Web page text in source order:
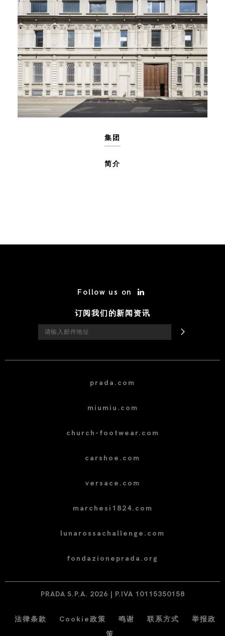
集团
简介
Follow us on
订阅我们的新闻资讯
prada.com
miumiu.com
church-footwear.com
carshoe.com
versace.com
marchesi1824.com
lunarossachallenge.com
fondazioneprada.org
PRADA S.P.A. 2026 | P.IVA 10115350158
法律条款 Cookie政策 鸣谢 联系方式
举报政